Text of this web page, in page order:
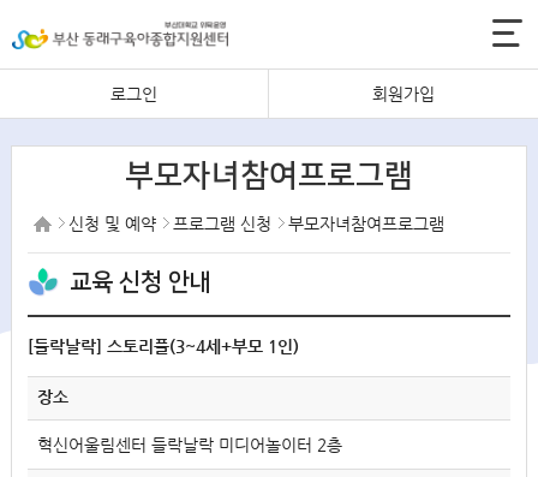
로그인 회원가입
부모자녀참여프로그램
신청 및 예약 프로그램 신청 부모자녀참여프로그램
교육 신청 안내
[들락날락] 스토리플(3~4세+부모 1인)
장소
혁신어울림센터 들락날락 미디어놀이터 2층